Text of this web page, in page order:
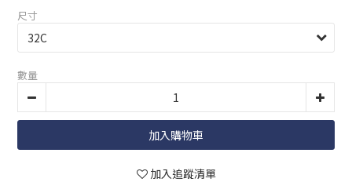
尺寸
數量
加入購物車
加入追蹤清單